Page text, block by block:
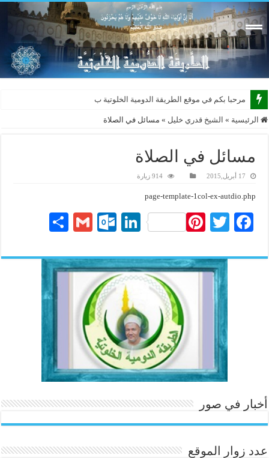
مرحبا بكم في موقع الطريقة الدومية الخلوتية بشكله ال
الرئيسية » الشيخ قدري خليل » مسائل في الصلاة
مسائل في الصلاة
17 أبريل,2015 914 زيارة
page-template-1col-ex-autdio.php
Fa
bo
ok
T
tte
r
er
es
t
Li
ed
In
O
lo
ok
.c
o
m
G
ail
re
أخبار في صور
عدد زوار الموقع